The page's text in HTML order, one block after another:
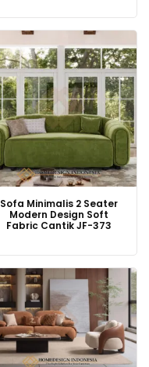
Sofa Minimalis 2 Seater
Modern Design Soft
Fabric Cantik JF-373